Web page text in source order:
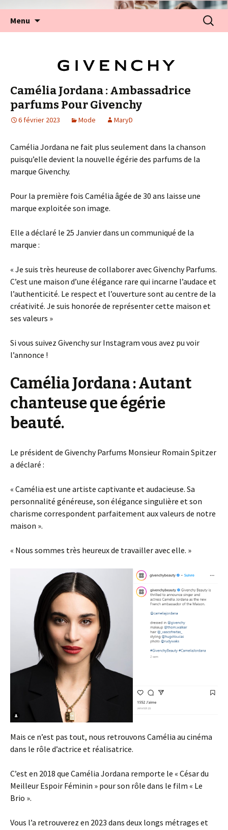
Menu
Camélia Jordana : Ambassadrice
parfums Pour Givenchy
6 février 2023 Mode MaryD
Camélia Jordana ne fait plus seulement dans la chanson
puisqu’elle devient la nouvelle égérie des parfums de la
marque Givenchy.
Pour la première fois Camélia âgée de 30 ans laisse une
marque exploitée son image.
Elle a déclaré le 25 Janvier dans un communiqué de la
marque :
« Je suis très heureuse de collaborer avec Givenchy Parfums.
C’est une maison d’une élégance rare qui incarne l’audace et
l’authenticité. Le respect et l’ouverture sont au centre de la
créativité. Je suis honorée de représenter cette maison et
ses valeurs »
Si vous suivez Givenchy sur Instagram vous avez pu voir
l’annonce !
Camélia Jordana : Autant
chanteuse que égérie
beauté.
Le président de Givenchy Parfums Monsieur Romain Spitzer
a déclaré :
« Camélia est une artiste captivante et audacieuse. Sa
personnalité généreuse, son élégance singulière et son
charisme correspondent parfaitement aux valeurs de notre
maison ».
« Nous sommes très heureux de travailler avec elle. »
Mais ce n’est pas tout, nous retrouvons Camélia au cinéma
dans le rôle d’actrice et réalisatrice.
C’est en 2018 que Camélia Jordana remporte le « César du
Meilleur Espoir Féminin » pour son rôle dans le film « Le
Brio ».
Vous l’a retrouverez en 2023 dans deux longs métrages et